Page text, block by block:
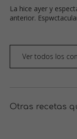
La hice ayer y
anterior.
Ver todos los
Otras recetas